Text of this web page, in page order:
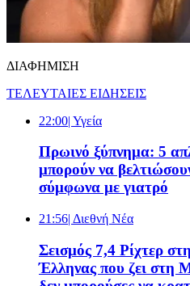
ΔΙΑΦΗΜΙΣΗ
ΤΕΛΕΥΤΑΙΕΣ ΕΙΔΗΣΕΙΣ
22:00| Υγεία
Πρωινό ξύπνημα: 5
μπορούν να
σύμφωνα με γιατρό
21:56| Διεθνή Νέα
Σεισμός 7,4 Ρίχτερ
Έλληνας που ζει